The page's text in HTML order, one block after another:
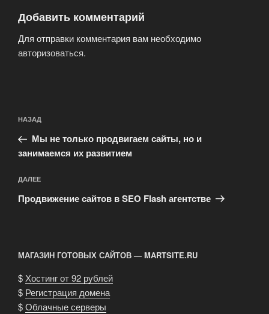
Добавить комментарий
Для отправки комментария вам необходимо
авторизоваться.
по
записям
Предыдущая
запись:
НАЗАД
Мы не только продвигаем сайты, но и
занимаемся их развитием
Следующая
запись
ДАЛЕЕ
Продвижение сайтов в SEO Flash агентстве
МАГАЗИН ГОТОВЫХ САЙТОВ — MARTSITE.RU
$Хостинг от 92 рублей
$ Регистрация домена
$Облачные серверы